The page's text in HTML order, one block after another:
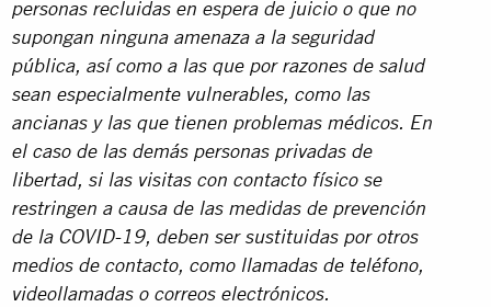
personas recluidas en espera de juicio o que no
supongan ninguna amenaza a la seguridad
pública, así como a las que por razones de salud
sean especialmente vulnerables, como las
ancianas y las que tienen problemas médicos. En
el caso de las demás personas privadas de
libertad, si las visitas con contacto físico se
restringen a causa de las medidas de prevención
de la COVID-19, deben ser sustituidas por otros
medios de contacto, como llamadas de teléfono,
videollamadas o correos electrónicos.